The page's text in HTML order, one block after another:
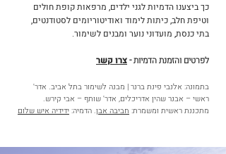
כך ביצענו הדמיות לגני ילדים, מרפאות קופת חולים
וטיפת חלב, כיתות לימוד ואודיטוריומים לסטודנטים,
בתי כנסת, מועדוני נוער ומבנים לשימור.
לפרטים והזמנת הדמיות-צרו קשר
בתמונה: אלנבי פינת ברנר | מבנה לשימור בתל אביב. אדר'
ראשי – אבנר שהין אדריכלים, אדר' שותף – אבי קירש.
מתכננת ראשית ומשמרת: חביבה אבן. הדמיה:ידידיה איש שלום